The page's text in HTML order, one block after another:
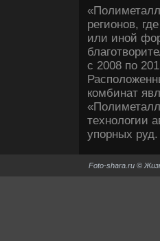
регионов,
или иной
с 2008 по
комбинат
технолοгии
упорных руд.
Foto-shara.ru ©